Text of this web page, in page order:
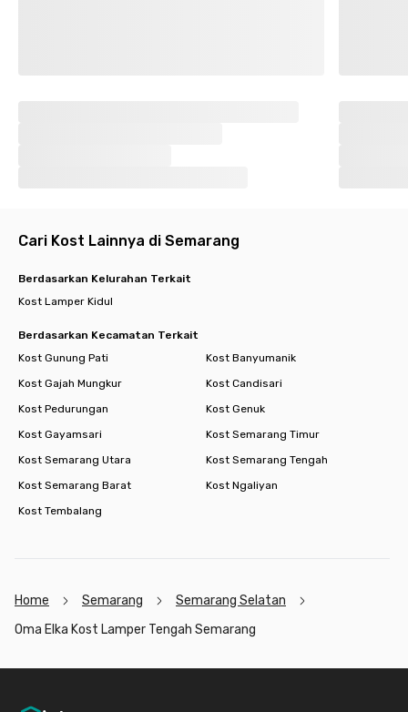
Cari Kost Lainnya di Semarang
Berdasarkan Kelurahan Terkait
Kost Lamper Kidul
Berdasarkan Kecamatan Terkait
Kost Gunung Pati
Kost Banyumanik
Kost Gajah Mungkur
Kost Candisari
Kost Pedurungan
Kost Genuk
Kost Gayamsari
Kost Semarang Timur
Kost Semarang Utara
Kost Semarang Tengah
Kost Semarang Barat
Kost Ngaliyan
Kost Tembalang
Home Semarang
Semarang Selatan
Oma Elka Kost Lamper Tengah Semarang